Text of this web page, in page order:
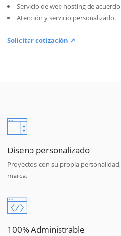
Servicio de web hosting de
Atención y servicio personalizado.
Solicitar cotización ↗
Diseño personalizado
Proyectos con su propia
marca.
100% Administrable